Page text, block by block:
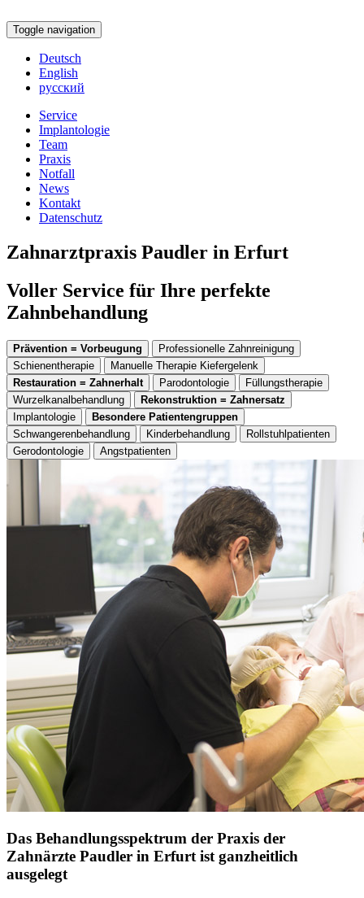
Toggle navigation
Deutsch
English
русский
Service
Implantologie
Team
Praxis
Notfall
News
Kontakt
Datenschutz
Zahnarztpraxis Paudler in Erfurt
Voller Service für Ihre perfekte
Zahnbehandlung
Prävention = Vorbeugung
Professionelle Zahnreinigung
Schienentherapie
Manuelle Therapie Kiefergelenk
Restauration = Zahnerhalt
Parodontologie
Füllungstherapie
Wurzelkanalbehandlung
Rekonstruktion = Zahnersatz
Implantologie
Besondere Patientengruppen
Schwangerenbehandlung
Kinderbehandlung
Rollstuhlpatienten
Gerodontologie
Angstpatienten
Das Behandlungsspektrum der Praxis der
Zahnärzte Paudler in Erfurt ist ganzheitlich
ausgelegt